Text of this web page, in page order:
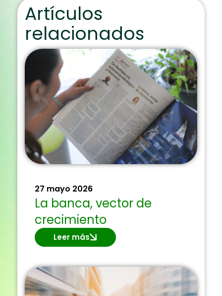
Artículos
relacionados
27 mayo 2026
La banca, vector de
crecimiento
Leer más